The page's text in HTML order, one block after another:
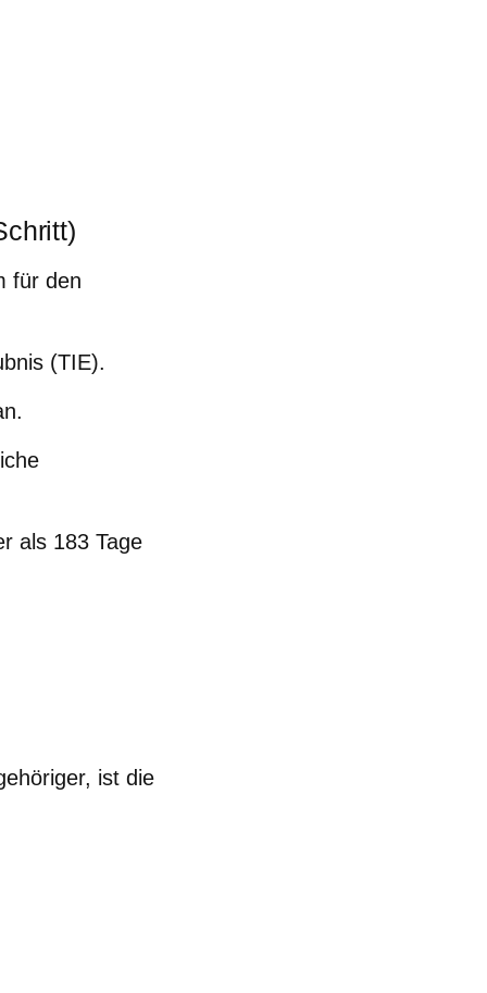
für den
(TIE).
als 183 Tage
ist die